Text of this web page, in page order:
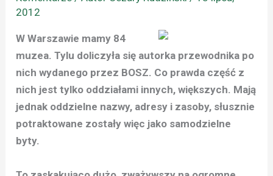
2012
W Warszawie mamy 84
muzea. Tylu doliczyła się autorka przewodnika po
nich wydanego przez BOSZ. Co prawda część z
nich jest tylko oddziałami innych, większych. Mają
jednak oddzielne nazwy, adresy i zasoby, słusznie
potraktowane zostały więc jako samodzielne
byty.